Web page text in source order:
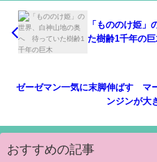
「もののけ姫
た樹齢1千年の巨
ゼーゼマン一気に末脚伸ばす マ
ンジンが大
おすすめの記事